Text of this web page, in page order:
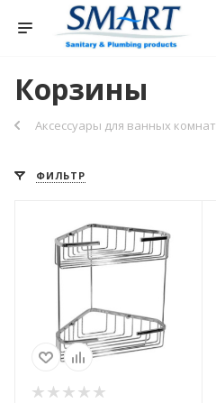
Корзины
Аксессуары для ванных комнат
ФИЛЬТР